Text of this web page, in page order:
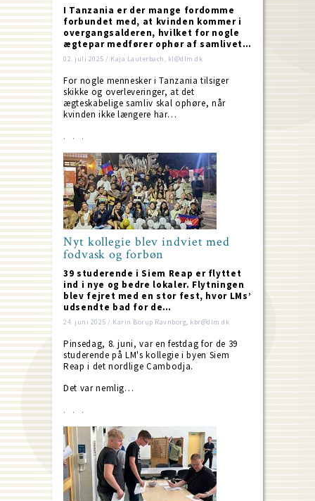
I Tanzania er der mange fordomme
forbundet med, at kvinden kommer i
overgangsalderen, hvilket for nogle
ægtepar medfører ophør af samlivet…
02. juli 2025 / Kaja Lauterbach, kl@dlm.dk
For nogle mennesker i Tanzania tilsiger
skikke og overleveringer, at det
ægteskabelige samliv skal ophøre, når
kvinden ikke længere har…
Nyt kollegie blev indviet med
fodvask og forbøn
39 studerende i Siem Reap er flyttet
ind i nye og bedre lokaler. Flytningen
blev fejret med en stor fest, hvor LMs’
udsendte bad for de…
24. juni 2025 / Karin Borup Ravnborg, kbr@dlm.dk
Pinsedag, 8. juni, var en festdag for de 39
studerende på LM's kollegie i byen Siem
Reap i det nordlige Cambodja.
Det var nemlig…